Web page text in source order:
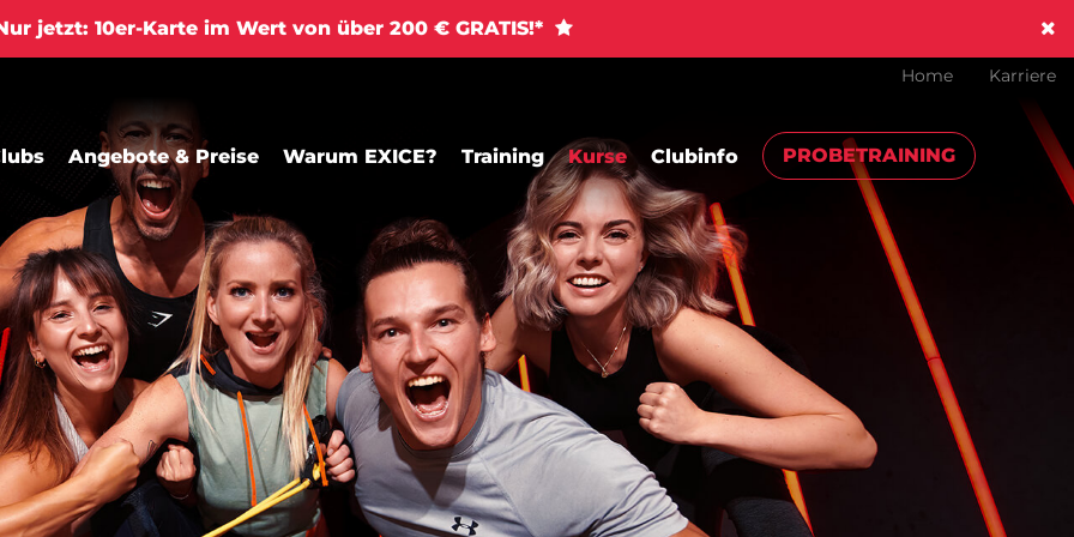
jetzt: 10er-Karte im Wert von über 200 € GRATIS!*
Home Karriere
Angebote & Preise Warum EXICE? Training Kurse Clubinfo PROBETRAINING